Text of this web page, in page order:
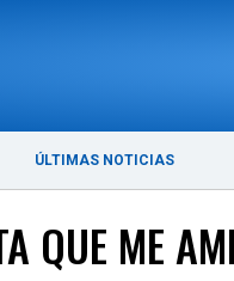
ÚLTIMAS NOTICIAS
QUE ME